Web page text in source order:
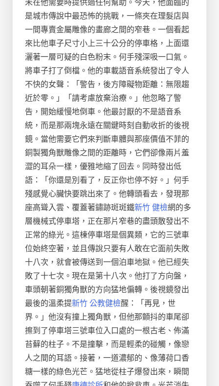
是城市傳說中最恐怖的挑戰，一條夾在理髮店與
一間專賣金屬雕像的畫廊之間的窄巷。一個看起
來比他車子尺寸小上三十公分的停車格，上面還
灑著一層可疑的白色粉末。何手殘深吸一口氣。
將車子打了倒檔。他的車載語音系統發出了令人
不快的女聲：「警告，後方障礙物距離：無限趨
近於零。」「請考慮放棄治療。」他忽略了警
告，開始緩慢地倒車。他最討厭的不是語音系
統，而是那兩塊永遠在關鍵時刻自動收折的後視
鏡。當他需要它們來判斷車體與那座價值不菲的
銅製獨角獸雕像之間的距離時，它們卻像兩片羞
澀的耳朵一樣，優雅地縮了回去。同時發出低
語：「你還是別看了，反正你也停不好。」何手
殘感覺心臟快要跳出來了。他轉頭看去，發現那
座高聳入雲、覆蓋著鏽跡斑斑鐵新竹 健檢網的多
層機械式停車塔，正在那片窄巷的盡頭散發出不
正常的綠光。這棟停車塔是個異類，它的三號車
位始終空著，並且傳說只要有人敢在它面前失敗
十八次，就會被傳送到一個泊車地獄。他已經失
敗了十七次。現在是第十八次。他打了方向盤，
車頭朝著銅獨角獸的方向猛地偏轉。後視鏡發出
最後的溫柔提新竹 公教健檢醒：「再見，世
界。」他沒有撞上獨角獸，但他那顫抖的車尾卻
擦到了停車塔三號車位入口處的一根古老、佈滿
苔蘚的柱子。不是撞擊，而是輕柔的碰觸，像戀
人之間的耳語。接著，一道濃郁的、像薄荷口香
糖一樣的綠色光芒。猛地從柱子爆發出來，瞬間